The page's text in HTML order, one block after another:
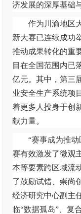
济发展的深厚基础
作为川渝地区
新大赛已连续成功
推动成果转化的重
目在全国范围内已
亿元。其中，第三
业安全生产系统项
着更多人投身于创
献力量。
“赛事成为推
赛有效激发了微观
本等要素跨区域流
了鼓励试错、崇尚
经济研究中心副主
临“数据孤岛”、复